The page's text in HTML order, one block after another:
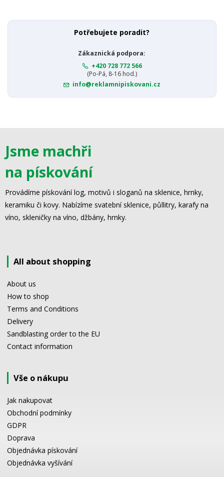
Potřebujete poradit?
Zákaznická podpora:
+420 728 772 566
(Po-Pá, 8-16 hod.)
info@reklamnipiskovani.cz
Jsme machři
na pískování
Provádíme pískování log, motivů i sloganů na sklenice, hrnky,
keramiku či kovy. Nabízíme svatební sklenice, půllitry, karafy na
víno, skleničky na víno, džbány, hrnky.
All about shopping
About us
How to shop
Terms and Conditions
Delivery
Sandblasting order to the EU
Contact information
Vše o nákupu
Jak nakupovat
Obchodní podmínky
GDPR
Doprava
Objednávka pískování
Objednávka vyšívání